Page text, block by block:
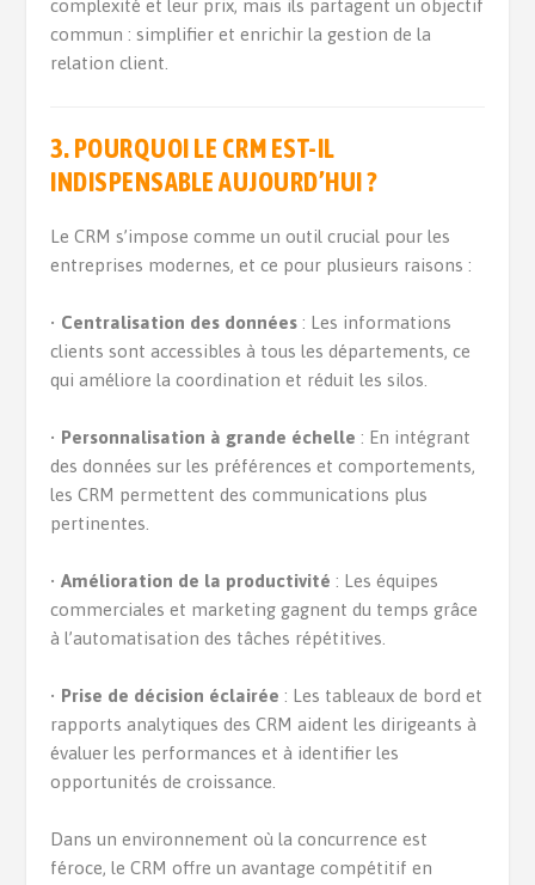
complexité et leur prix, mais ils partagent un objectif
commun : simplifier et enrichir la gestion de la
relation client.
3. POURQUOI LE CRM EST-IL
INDISPENSABLE AUJOURD’HUI ?
Le CRM s’impose comme un outil crucial pour les
entreprises modernes, et ce pour plusieurs raisons :
• Centralisation des données : Les informations
clients sont accessibles à tous les départements, ce
qui améliore la coordination et réduit les silos.
• Personnalisation à grande échelle : En intégrant
des données sur les préférences et comportements,
les CRM permettent des communications plus
pertinentes.
•Amélioration de la productivité : Les équipes
commerciales et marketing gagnent du temps grâce
à l’automatisation des tâches répétitives.
• Prise de décision éclairée : Les tableaux de bord et
rapports analytiques des CRM aident les dirigeants à
évaluer les performances et à identifier les
opportunités de croissance.
Dans un environnement où la concurrence est
féroce, le CRM offre un avantage compétitif en